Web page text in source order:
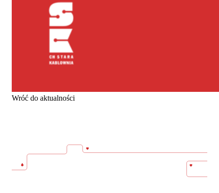
Wróć do aktualności